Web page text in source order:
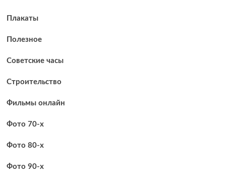
Плакаты
Полезное
Советские часы
Строительство
Фильмы онлайн
Фото 70-х
Фото 80-х
Фото 90-х